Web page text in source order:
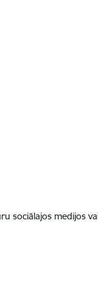
sociālajos medijos